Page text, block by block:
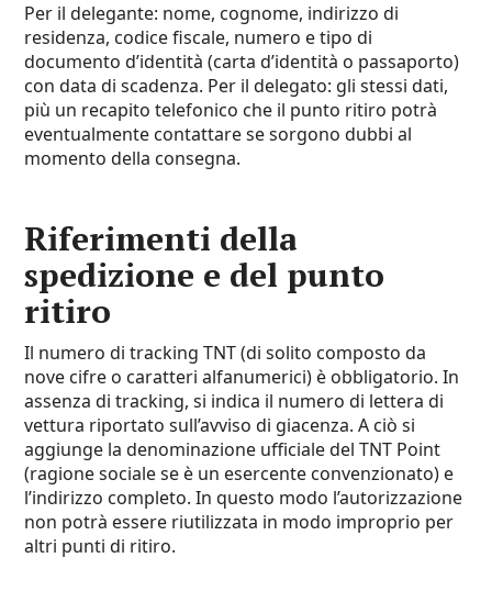
Per il delegante: nome, cognome, indirizzo di
residenza, codice fiscale, numero e tipo di
documento d’identità (carta d’identità o passaporto)
con data di scadenza. Per il delegato: gli stessi dati,
più un recapito telefonico che il punto ritiro potrà
eventualmente contattare se sorgono dubbi al
momento della consegna.
Riferimenti della
spedizione e del punto
ritiro
Il numero di tracking TNT (di solito composto da
nove cifre o caratteri alfanumerici) è obbligatorio. In
assenza di tracking, si indica il numero di lettera di
vettura riportato sull’avviso di giacenza. A ciò si
aggiunge la denominazione ufficiale del TNT Point
(ragione sociale se è un esercente convenzionato) e
l’indirizzo completo. In questo modo l’autorizzazione
non potrà essere riutilizzata in modo improprio per
altri punti di ritiro.